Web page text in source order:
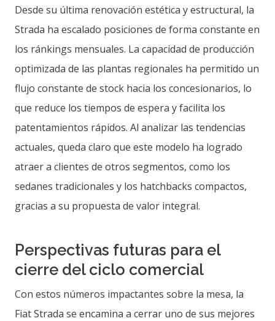
Desde su última renovación estética y estructural, la
Strada ha escalado posiciones de forma constante en
los ránkings mensuales. La capacidad de producción
optimizada de las plantas regionales ha permitido un
flujo constante de stock hacia los concesionarios, lo
que reduce los tiempos de espera y facilita los
patentamientos rápidos. Al analizar las tendencias
actuales, queda claro que este modelo ha logrado
atraer a clientes de otros segmentos, como los
sedanes tradicionales y los hatchbacks compactos,
gracias a su propuesta de valor integral.
Perspectivas futuras para el
cierre del ciclo comercial
Con estos números impactantes sobre la mesa, la
Fiat Strada se encamina a cerrar uno de sus mejores